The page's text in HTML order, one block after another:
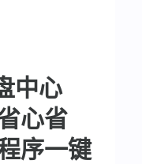
中心
心省
序一键